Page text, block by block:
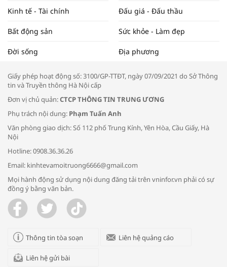
Tọa đàm “Xúc tiến thương mại: Khơi
Bác sĩ tư vấn cách phòng tránh bệnh
Trao yêu thương cho em
Kinh tế - Tài chính Đấu giá - Đấu thầu
Bất động sản Sức khỏe - Làm đẹp
Đời sống Địa phương
Giấy phép hoạt động số: 3100/GP-TTĐT, ngày 07/09/2021 do Sở Thông
tin và Truyền thông Hà Nội cấp
Đơn vị chủ quản:CTCP THÔNG TIN TRUNG ƯƠNG
Phụ trách nội dung: Phạm Tuấn Anh
Văn phòng giao dịch: Số 112 phố Trung Kính, Yên Hòa, Cầu Giấy, Hà
Nội
Hotline: 0908.36.36.26
Email: kinhtevamoitruong6666@gmail.com
Mọi hành động sử dụng nội dung đăng tải trên vninfor.vn phải có sự
đồng ý bằng văn bản.
Thông tin tòa soạn Liên hệ quảng cáo
Liên hệ gửi bài